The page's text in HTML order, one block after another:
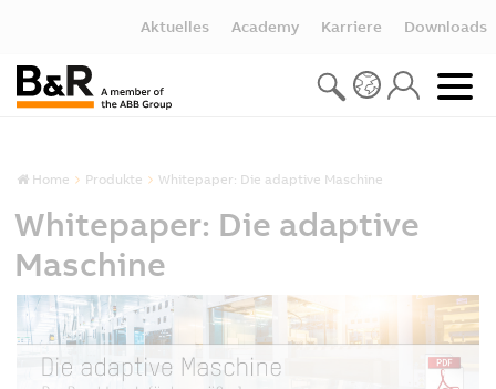
Aktuelles Academy Karriere Downloads
Home Produkte Whitepaper: Die adaptive Maschine
Whitepaper: Die adaptive
Maschine